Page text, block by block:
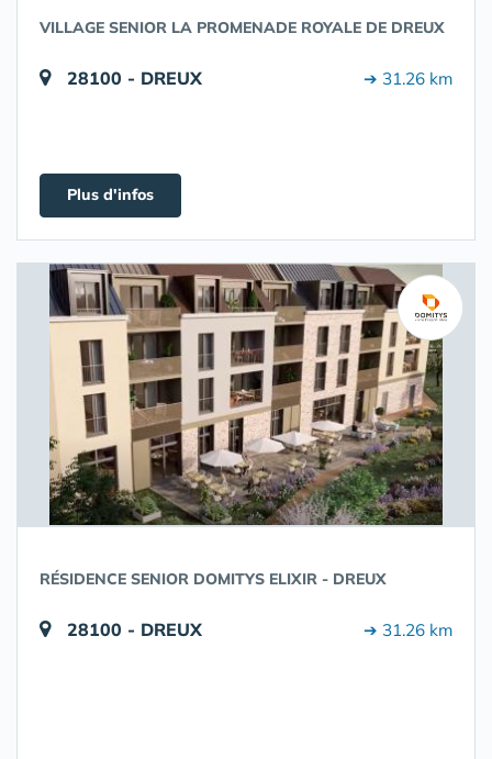
VILLAGE SENIOR LA PROMENADE ROYALE DE DREUX
28100 - DREUX ➔ 31.26 km
Plus d'infos
RÉSIDENCE SENIOR DOMITYS ELIXIR - DREUX
28100 - DREUX ➔ 31.26 km